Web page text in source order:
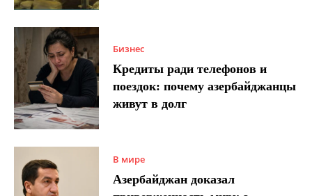
Бизнес
Кредиты ради телефонов и
поездок: почему азербайджанцы
живут в долг
В мире
Азербайджан доказал